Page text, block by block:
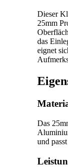
Dieser
25mm
das
eignet
Das
und